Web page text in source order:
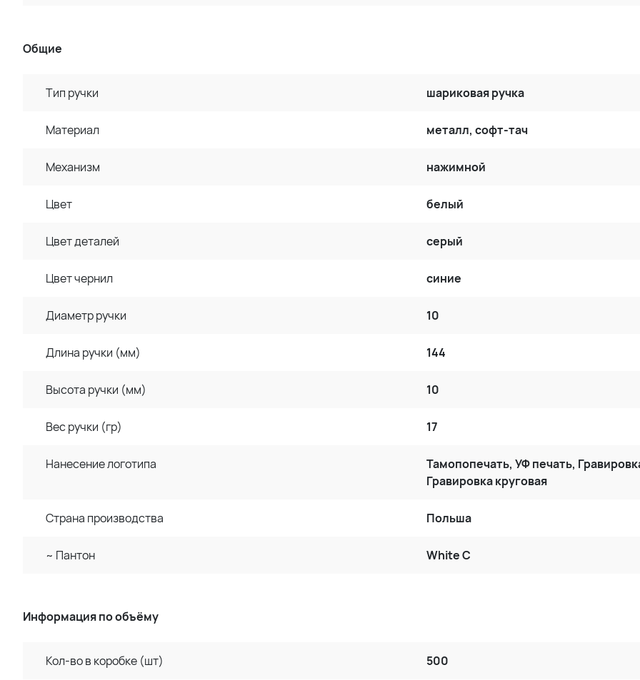
Общие
Тип ручки шариковая ручка
Материал металл, софт-тач
Механизм нажимной
Цвет белый
Цвет деталей серый
Цвет чернил синие
Диаметр ручки 10
Длина ручки (мм) 144
Высота ручки (мм) 10
Вес ручки (гр) 17
Нанесение логотипа
Тамопопечать, УФ печать,
Гравировка круговая
Страна производства Польша
~ Пантон White C
Информация по объёму
Кол-во в коробке (шт) 500